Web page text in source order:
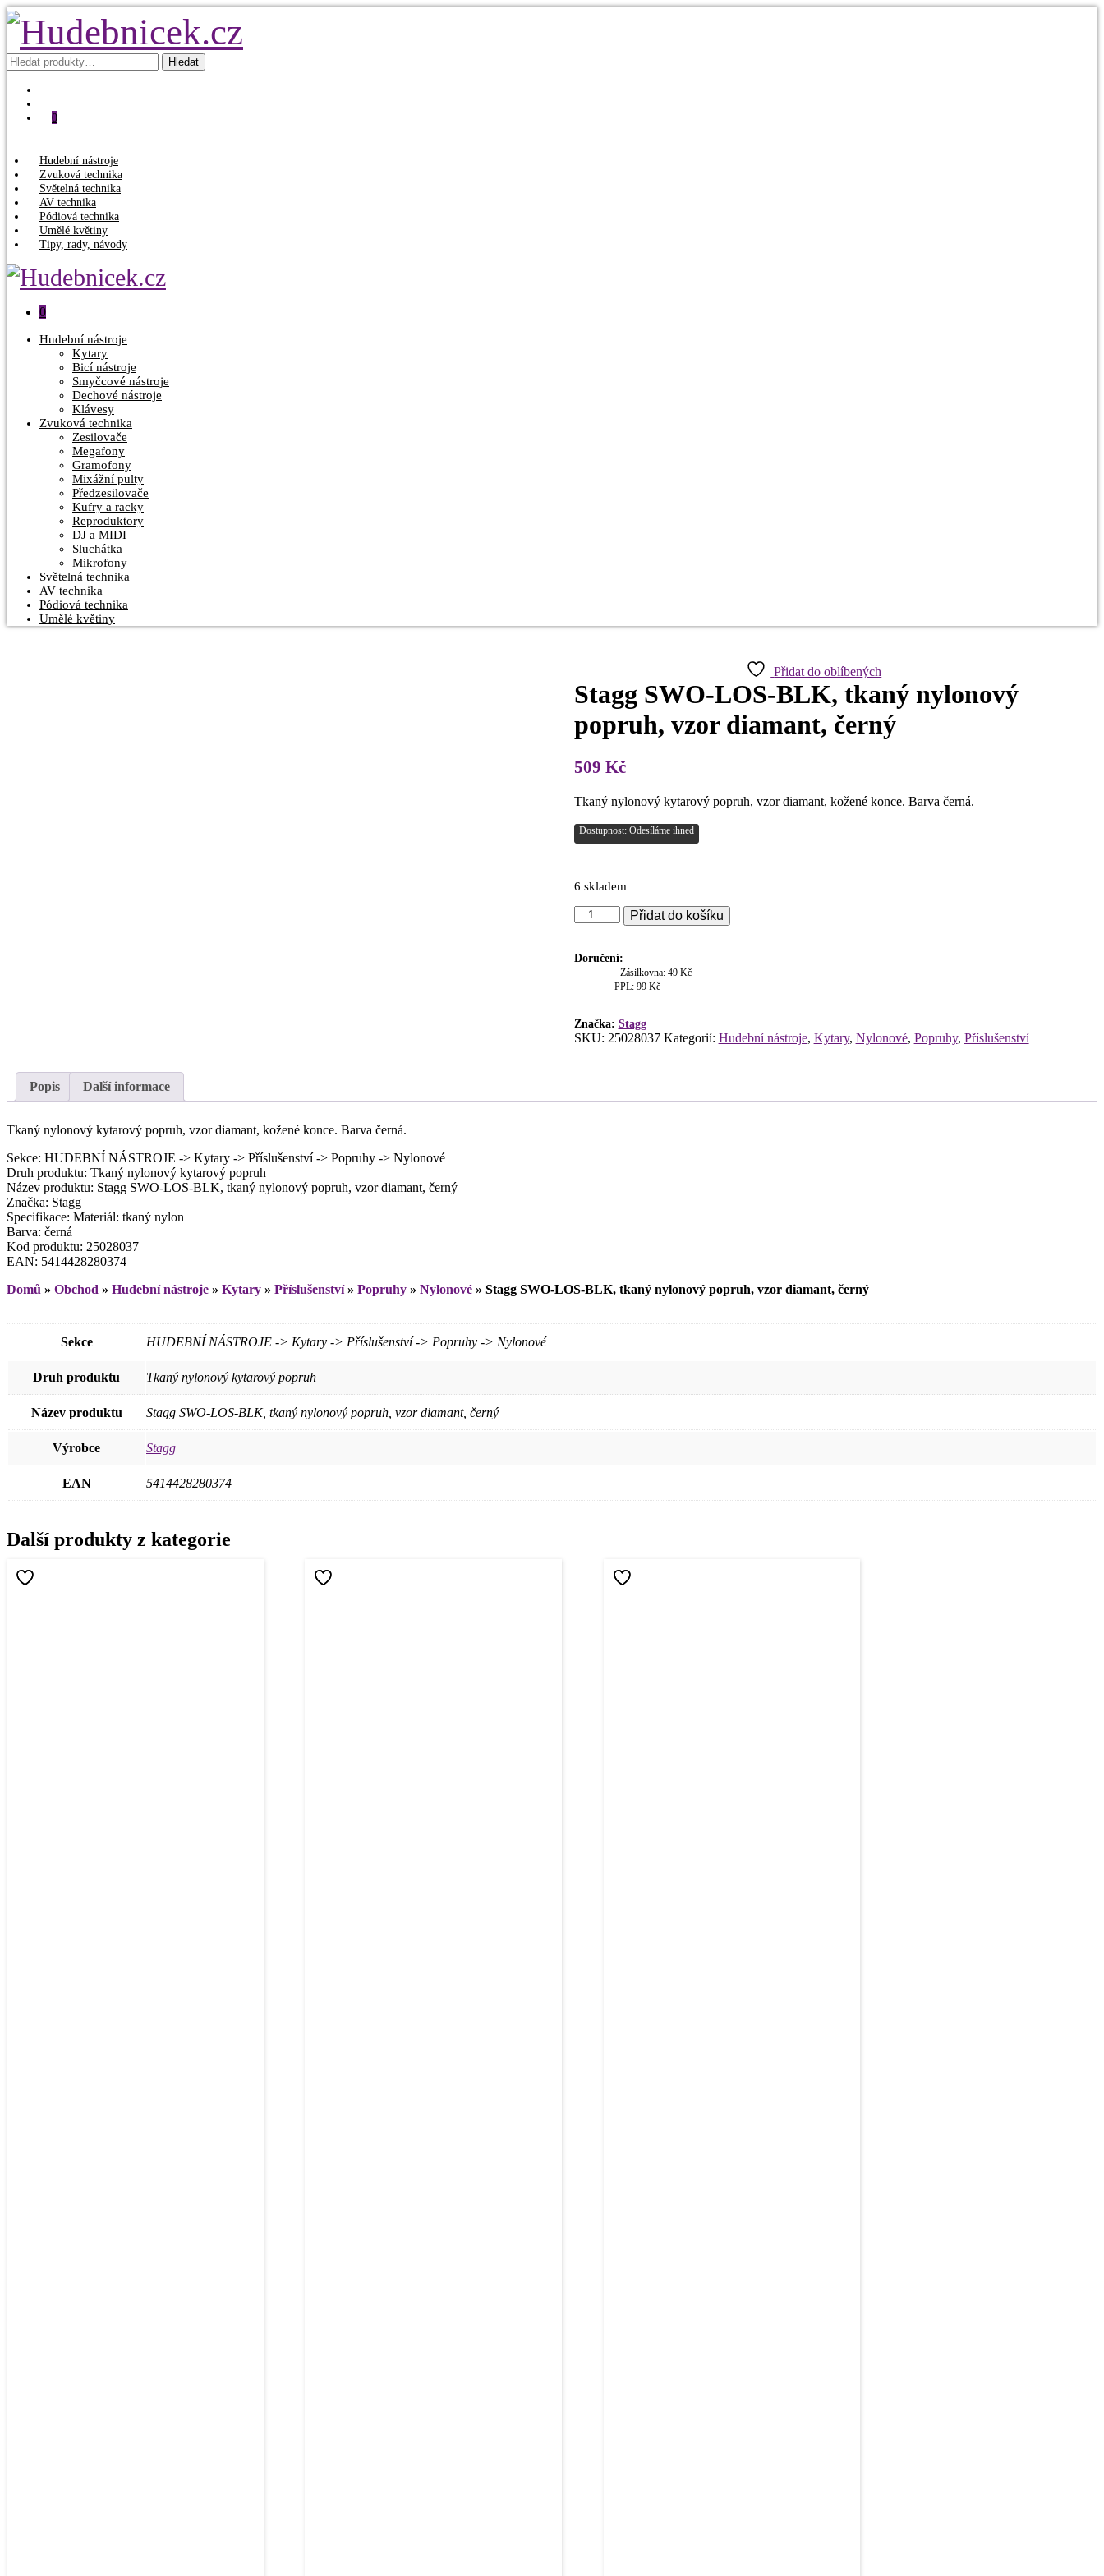
Hledat: Hledat
0
Hudební nástroje
Zvuková technika
Světelná technika
AV technika
Pódiová technika
Umělé květiny
Tipy, rady, návody
0
Hudební nástroje
Kytary
Bicí nástroje
Smyčcové nástroje
Dechové nástroje
Klávesy
Zvuková technika
Zesilovače
Megafony
Gramofony
Mixážní pulty
Předzesilovače
Kufry a racky
Reproduktory
DJ a MIDI
Sluchátka
Mikrofony
Světelná technika
AV technika
Pódiová technika
Umělé květiny
Přidat do oblíbených
Stagg SWO-LOS-BLK, tkaný nylonový
popruh, vzor diamant, černý
509 Kč
Tkaný nylonový kytarový popruh, vzor diamant, kožené konce. Barva černá.
Dostupnost: Odesíláme ihned
6 skladem
Stagg
SWO-
BLK,
nylonový
diamant,
černý
Přidat do košíku
Doručení:
Zásilkovna: 49 Kč
PPL: 99 Kč
Značka: Stagg
SKU: 25028037 Kategorií: Hudební nástroje, Kytary, Nylonové, Popruhy, Příslušenství
Popis Další informace
Tkaný nylonový kytarový popruh, vzor diamant, kožené konce. Barva černá.
Sekce: HUDEBNÍ NÁSTROJE -> Kytary -> Příslušenství -> Popruhy -> Nylonové
Druh produktu: Tkaný nylonový kytarový popruh
Název produktu: Stagg SWO-LOS-BLK, tkaný nylonový popruh, vzor diamant, černý
Značka: Stagg
Specifikace: Materiál: tkaný nylon
Barva: černá
Kod produktu: 25028037
EAN: 5414428280374
Domů » Obchod » Hudební nástroje » Kytary » Příslušenství» Popruhy » Nylonové » Stagg SWO-LOS-BLK, tkaný nylonový popruh, vzor diamant, černý
Sekce HUDEBNÍ NÁSTROJE -> Kytary -> Příslušenství -> Popruhy -> Nylonové
Druh produktu Tkaný nylonový kytarový popruh
Název produktu Stagg SWO-LOS-BLK, tkaný nylonový popruh, vzor diamant, černý
Výrobce Stagg
EAN 5414428280374
Další produkty z kategorie